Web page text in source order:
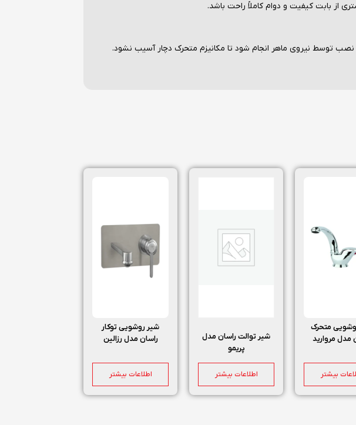
از بابت کیفیت و دوام کاملاً راحت باشد.
توسط نیروی ماهر انجام شود تا مکانیزم متحرک دچار آسیب نشود.
متحرک
مدل مروارید
بیشتر
شیر توالت راسان مدل
پریمو
اطلاعات بیشتر
شیر روشویی توکار
راسان مدل رزالین
اطلاعات بیشتر